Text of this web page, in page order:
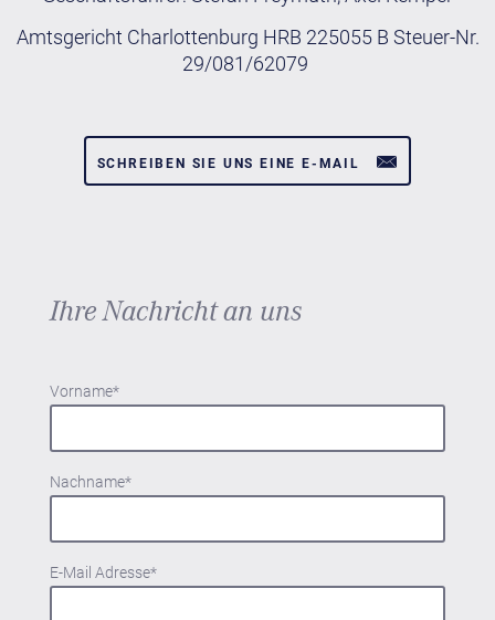
Amtsgericht Charlottenburg HRB 225055 B Steuer-Nr.
29/081/62079
SCHREIBEN SIE UNS EINE E-MAIL
Ihre Nachricht an uns
Vorname*
Nachname*
E-Mail Adresse*